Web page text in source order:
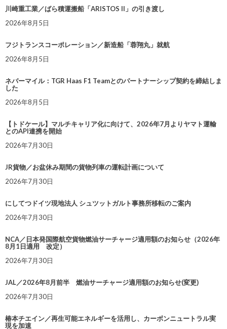
川崎重工業／ばら積運搬船「ARISTOS II」の引き渡し
2026年8月5日
フジトランスコーポレーション／新造船「蓉翔丸」就航
2026年8月5日
ネバーマイル：TGR Haas F1 Teamとのパートナーシップ契約を締結しま
した
2026年8月5日
【トドケール】マルチキャリア化に向けて、2026年7月よりヤマト運輸
とのAPI連携を開始
2026年7月30日
JR貨物／お盆休み期間の貨物列車の運転計画について
2026年7月30日
にしてつドイツ現地法人 シュツットガルト事務所移転のご案内
2026年7月30日
NCA／日本発国際航空貨物燃油サーチャージ適用額のお知らせ（2026年
8月1日適用 改定）
2026年7月30日
JAL／2026年8月前半 燃油サーチャージ適用額のお知らせ(変更)
2026年7月30日
椿本チエイン／再生可能エネルギーを活用し、カーボンニュートラル実
現を加速